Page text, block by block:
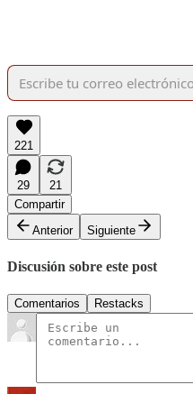
221
29
21
Compartir
Anterior
Siguiente
Discusión sobre este post
Comentarios Restacks